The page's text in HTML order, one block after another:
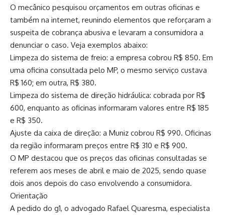
O mecânico pesquisou orçamentos em outras oficinas e
também na internet, reunindo elementos que reforçaram a
suspeita de cobrança abusiva e levaram a consumidora a
denunciar o caso. Veja exemplos abaixo:
Limpeza do sistema de freio: a empresa cobrou R$ 850. Em
uma oficina consultada pelo MP, o mesmo serviço custava
R$ 160; em outra, R$ 380.
Limpeza do sistema de direção hidráulica: cobrada por R$
600, enquanto as oficinas informaram valores entre R$ 185
e R$ 350.
Ajuste da caixa de direção: a Muniz cobrou R$ 990. Oficinas
da região informaram preços entre R$ 310 e R$ 900.
O MP destacou que os preços das oficinas consultadas se
referem aos meses de abril e maio de 2025, sendo quase
dois anos depois do caso envolvendo a consumidora.
Orientação
A pedido do g1, o advogado Rafael Quaresma, especialista